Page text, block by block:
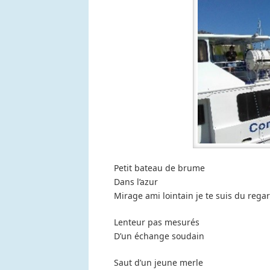
Petit bateau de brume
Dans l’azur
Mirage ami lointain je te suis du
Lenteur pas mesurés
D’un échange soudain
Saut d’un jeune merle